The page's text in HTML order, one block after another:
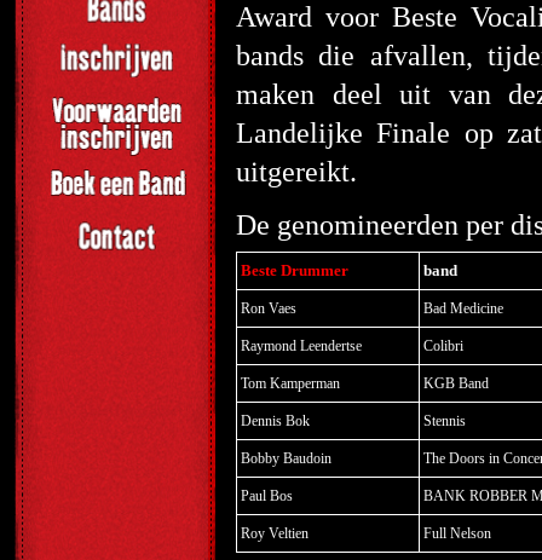
Award voor Beste
bands die afvallen,
maken deel uit van
Landelijke Finale op
uitgereikt.
De genomineerden per
Beste Drummer band
Ron Vaes Bad Medicine
Raymond Leendertse Colibri
Tom Kamperman KGB Band
Dennis Bok Stennis
Bobby Baudoin The Doors in
Paul Bos BANK ROBBER
Roy Veltien Full Nelson